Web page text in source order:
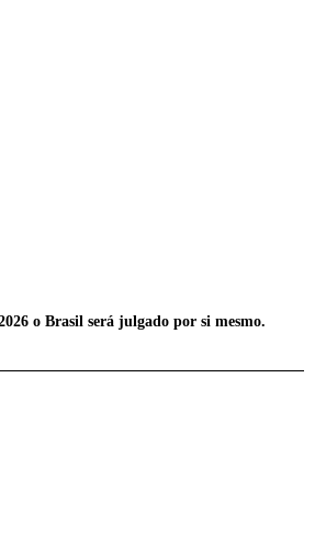
o Brasil será julgado por si mesmo.